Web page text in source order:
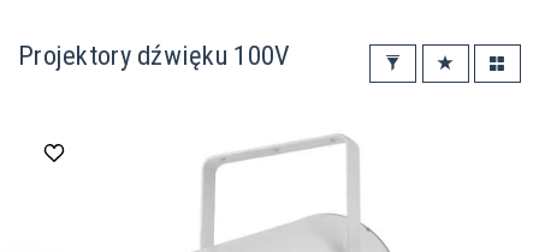
Projektory dźwięku 100V